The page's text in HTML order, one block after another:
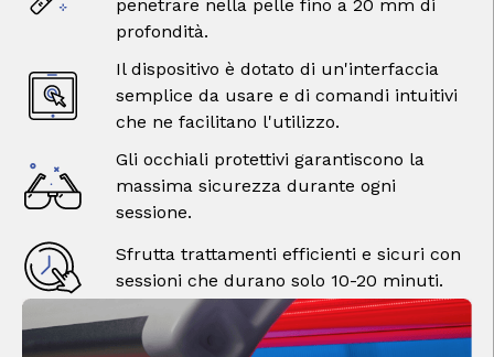
penetrare nella pelle fino a 20 mm di
profondità.
Il dispositivo è dotato di un'interfaccia
semplice da usare e di comandi intuitivi
che ne facilitano l'utilizzo.
Gli occhiali protettivi garantiscono la
massima sicurezza durante ogni
sessione.
Sfrutta trattamenti efficienti e sicuri con
sessioni che durano solo 10-20 minuti.